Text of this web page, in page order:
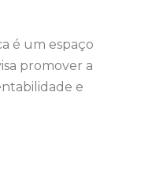
é um espaço
promover a
e